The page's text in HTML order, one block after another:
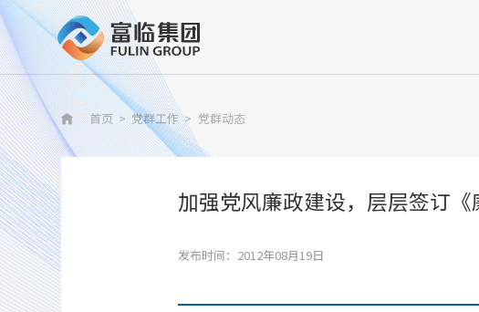
 首页 > 党群工作 > 党群动态
加强党风廉政建设，层层签订《
发布时间：2012年08月19日